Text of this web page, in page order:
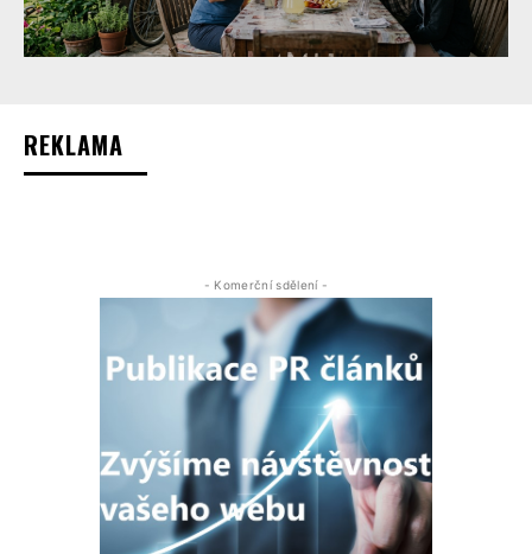
REKLAMA
- Komerční sdělení -